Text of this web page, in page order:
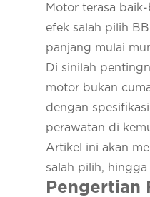
Motor terasa
efek salah pilih
panjang mulai
Di sinilah
motor bukan
dengan
perawatan di
Artikel ini akan
salah pilih,
Pengertian